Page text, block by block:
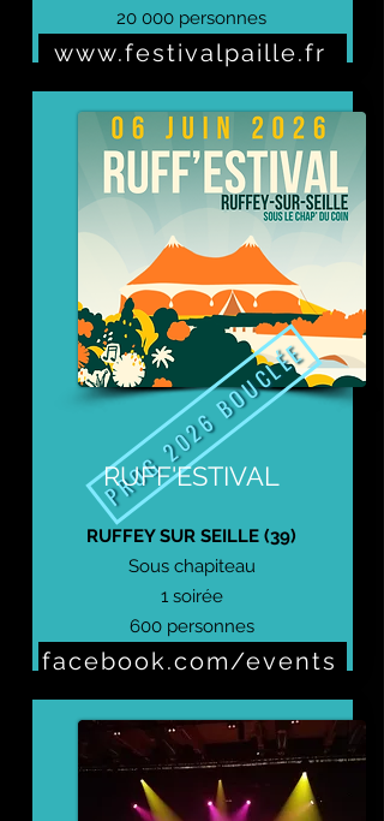
20 000 personnes
www.festivalpaille.fr
PROG 2026 BOUCLÉE
RUFF'ESTIVAL
RUFFEY SUR SEILLE (39)
Sous chapiteau
1 soirée
600 personnes
facebook.com/events